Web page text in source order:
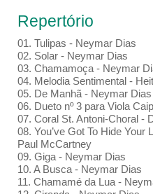
Repertório
01. Tulipas - Neymar Dias
02. Solar - Neymar Dias
03. Chamamoça - Neymar
04. Melodia Sentimental -
05. De Manhã - Neymar Dias
06. Dueto nº 3 para Viola
07. Coral St. Antoni-Choral -
08. You’ve Got To Hide Your
Paul McCartney
09. Giga - Neymar Dias
10. A Busca - Neymar Dias
11. Chamamé da Lua -